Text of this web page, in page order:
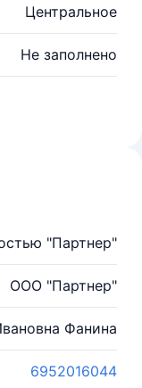
Центральное
Не заполнено
"Партнер"
ООО "Партнер"
Фанина
6952016044